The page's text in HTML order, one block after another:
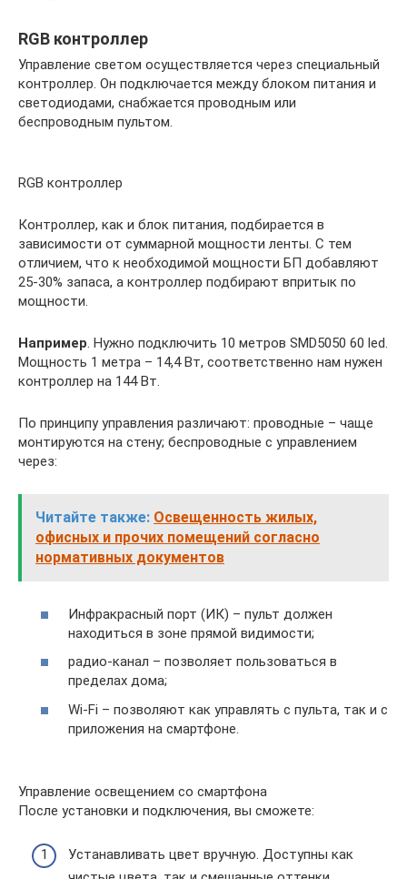
RGB контроллер
Управление светом осуществляется через специальный
контроллер. Он подключается между блоком питания и
светодиодами, снабжается проводным или
беспроводным пультом.
RGB контроллер
Контроллер, как и блок питания, подбирается в
зависимости от суммарной мощности ленты. С тем
отличием, что к необходимой мощности БП добавляют
25-30% запаса, а контроллер подбирают впритык по
мощности.
Например. Нужно подключить 10 метров SMD5050 60 led.
Мощность 1 метра – 14,4 Вт, соответственно нам нужен
контроллер на 144 Вт.
По принципу управления различают: проводные – чаще
монтируются на стену; беспроводные с управлением
через:
Читайте также: Освещенность жилых,
офисных и прочих помещений согласно
нормативных документов
Инфракрасный порт (ИК) – пульт должен
находиться в зоне прямой видимости;
радио-канал – позволяет пользоваться в
пределах дома;
Wi-Fi – позволяют как управлять с пульта, так и с
приложения на смартфоне.
Управление освещением со смартфона
После установки и подключения, вы сможете:
Устанавливать цвет вручную. Доступны как